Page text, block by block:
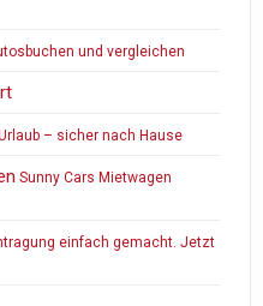
und vergleichen
– sicher nach Hause
Sunny Cars Mietwagen
einfach gemacht. Jetzt